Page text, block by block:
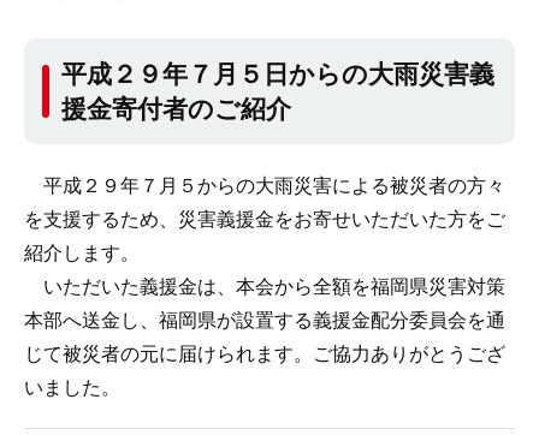
平成２９年７月５日からの大雨災害義
援金寄付者のご紹介
平成２９年７月５からの大雨災害による被災者の方々
を支援するため、災害義援金をお寄せいただいた方をご
紹介します。
いただいた義援金は、本会から全額を福岡県災害対策
本部へ送金し、福岡県が設置する義援金配分委員会を通
じて被災者の元に届けられます。ご協力ありがとうござ
いました。